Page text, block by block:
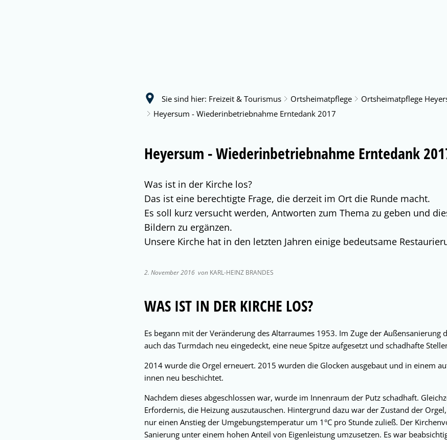
Sie sind hier: Freizeit & Tourismus Ortsheimatpflege
Ortsheimatpflege
Heyersum - Wiederinbetriebnahme Erntedank 2017
Heyersum - Wiederinbetriebnahme Erntedank
Was ist in der Kirche los?
Das ist eine berechtigte Frage, die derzeit im Ort die Runde macht.
Es soll kurz versucht werden, Antworten zum Thema zu geben und
Bildern zu ergänzen.
Unsere Kirche hat in den letzten Jahren einige bedeutsame
2. November 2016 von KARL-HEINZ BRANDES
WAS IST IN DER KIRCHE LOS?
Es begann mit der Veränderung des Altarraumes 1953. Im Zuge der Außensanierung
auch das Turmdach neu eingedeckt, eine neue Spitze aufgesetzt und schadhafte
2014 wurde die Orgel erneuert. 2015 wurden die Glocken ausgebaut und in einem
innen neu beschichtet.
Nachdem dieses abgeschlossen war, wurde im Innenraum der Putz schadhaft.
Erfordernis, die Heizung auszutauschen. Hintergrund dazu war der Zustand der
nur einen Anstieg der Umgebungstemperatur um 1°C pro Stunde zuließ. Der
Sanierung unter einem hohen Anteil von Eigenleistung umzusetzen. Es war